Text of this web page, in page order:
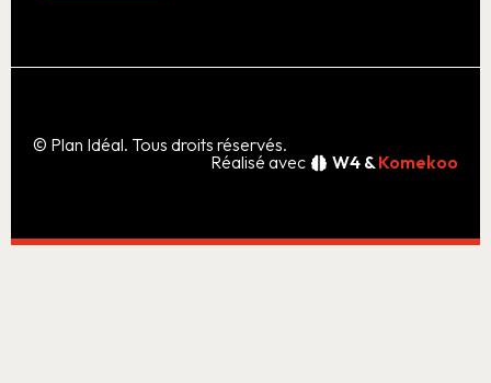
© Plan Idéal. Tous droits réservés.
Réalisé avec
W4 & Komekoo